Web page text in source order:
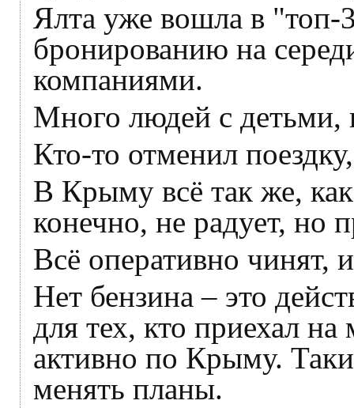
Ялта уже вошла в "топ-
бронированию на
компаниями.
Много людей с детьми,
Кто-то отменил
В Крыму всё так же, как
конечно, не радует, но
Всё оперативно чинят,
Нет бензина – это
для тех, кто приехал
активно по Крыму.
менять планы.